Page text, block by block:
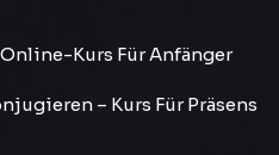
Kurs Für Anfänger
– Kurs Für Präsens